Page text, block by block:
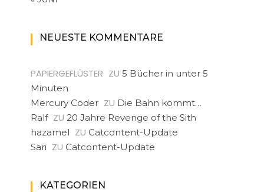
NEUESTE KOMMENTARE
PAPIERGEFLÜSTER ZU 5 Bücher in unter 5
Minuten
Mercury Coder ZU Die Bahn kommt…
Ralf ZU 20 Jahre Revenge of the Sith
hazamel ZU Catcontent-Update
Sari ZU Catcontent-Update
KATEGORIEN